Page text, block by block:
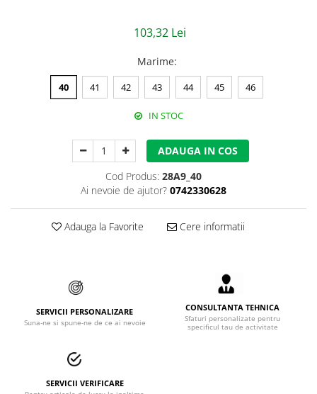
Lucru la Inaltime
Accesorii alpinism utilitar
Mijloace de legatura
Opritoare de cadere
Sisteme de acces in canale
Incaltaminte
Sandale de protectie
103,32 Lei
Marime:
40 41 42 43 44 45 46
IN STOC
ADAUGA IN COS
Cod Produs: 28A9_40
Ai nevoie de ajutor? 0742330628
Adauga la Favorite Cere informatii
SERVICII PERSONALIZARE
Suna-ne si spune-ne de ce ai nevoie
CONSULTANTA TEHNICA
Sfaturi personalizate pentru
specificul tau de activitate
SERVICII VERIFICARE